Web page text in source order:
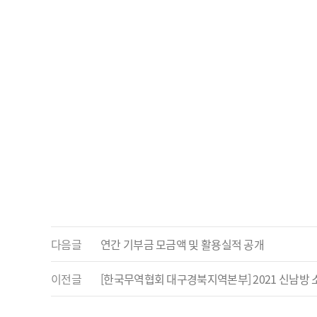
다음글 연간 기부금 모금액 및 활용실적 공개
이전글 [한국무역협회 대구경북지역본부] 2021 신남방